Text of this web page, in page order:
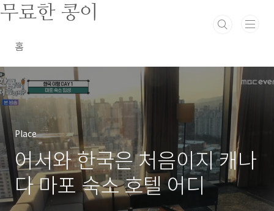
본문 바로가기
무료한 콩이
홈
Place
어서와 한국은 처음이지 캐나
다 마포 숙소 호텔 어디